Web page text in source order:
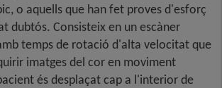
o aquells que han fet proves d'esforç
dubtós. Consisteix en un escàner
temps de rotació d'alta velocitat que
imatges del cor en moviment
és desplaçat cap a l'interior de